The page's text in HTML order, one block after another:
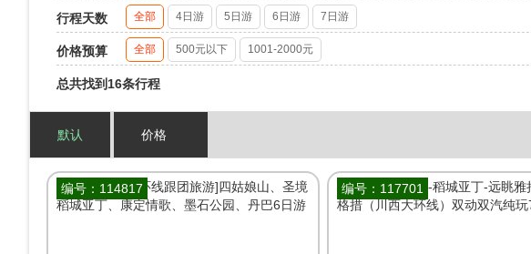
行程天数 全部 4日游 5日游 6日游 7日游
价格预算 全部 500元以下 1001-2000元
总共找到16条行程
默认 价格
编号：114817 编号：117701